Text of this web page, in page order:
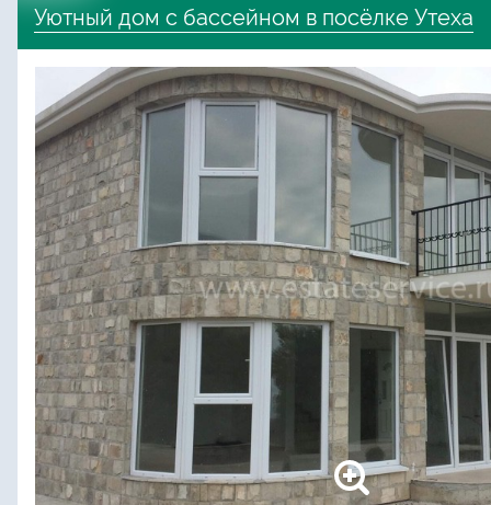
Уютный дом с бассейном в посёлке Утеха